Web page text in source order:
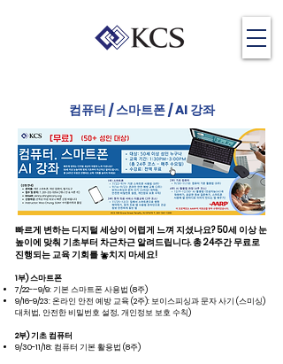
컴퓨터 / 스마트폰 / AI 강좌
빠르게 변하는 디지털 세상이 어렵게 느껴 지셨나요? 50세 이상 눈
높이에 맞춰 기초부터 차근차근 알려드립니다. 총 24주간 무료로
진행되는 교육 기회를 놓치지 마세요!
1부) 스마트폰
7/22-–9/9: 기본 스마트폰 사용법 (8주)
9/16-9/23: 온라인 안전 예방 교육 (2주): 보이스피싱과 문자 사기 (스미싱)
대처법, 안전한 비밀번호 설정, 개인정보 보호 수칙)
2부) 기초 컴퓨터
9/30-11/18: 컴퓨터 기본 활용법 (8주)